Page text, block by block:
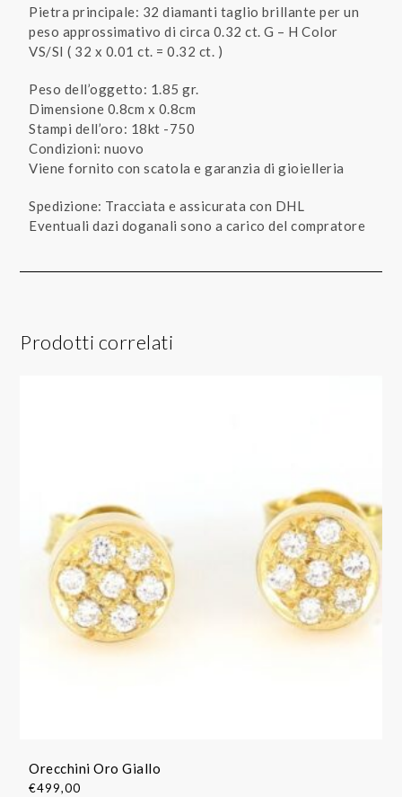
Pietra principale: 32 diamanti taglio brillante per un
peso approssimativo di circa 0.32 ct. G – H Color
VS/SI ( 32 x 0.01 ct. = 0.32 ct. )
Peso dell’oggetto: 1.85 gr.
Dimensione 0.8cm x 0.8cm
Stampi dell’oro: 18kt -750
Condizioni: nuovo
Viene fornito con scatola e garanzia di gioielleria
Spedizione: Tracciata e assicurata con DHL
Eventuali dazi doganali sono a carico del compratore
Prodotti correlati
Orecchini Oro Giallo
€499,00